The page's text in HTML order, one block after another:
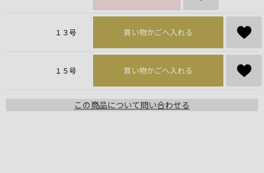
１３号 買い物かごへ入れる
１５号 買い物かごへ入れる
この商品について問い合わせる